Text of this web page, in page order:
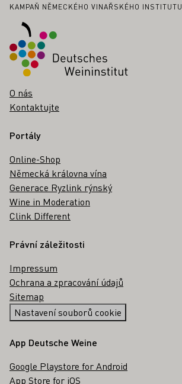
Zápatí
KAMPAŇ NĚMECKÉHO VINAŘSKÉHO INSTITUTU
O nás
Kontaktujte
Portály
Online-Shop
Německá královna vína
Generace Ryzlink rýnský
Wine in Moderation
Clink Different
Právní záležitosti
Impressum
Ochrana a zpracování údajů
Sitemap
Nastavení souborů cookie
App Deutsche Weine
Google Playstore for Android
App Store for iOS